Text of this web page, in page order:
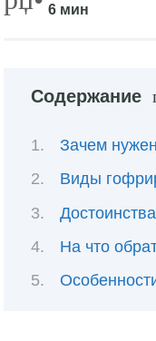
6 мин
Содержание
Зачем
Виды
На что